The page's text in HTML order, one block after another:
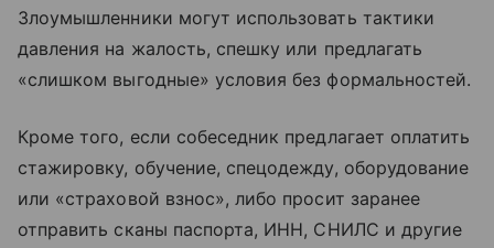
Злоумышленники могут использовать тактики
давления на жалость, спешку или предлагать
«слишком выгодные» условия без формальностей.
Кроме того, если собеседник предлагает оплатить
стажировку, обучение, спецодежду, оборудование
или «страховой взнос», либо просит заранее
отправить сканы паспорта, ИНН, СНИЛС и другие